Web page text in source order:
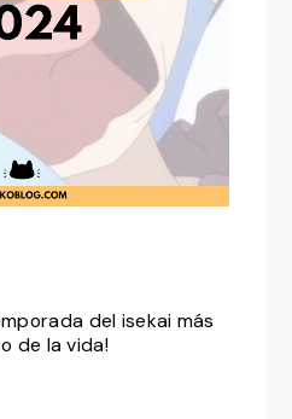
del isekai más
de la vida!